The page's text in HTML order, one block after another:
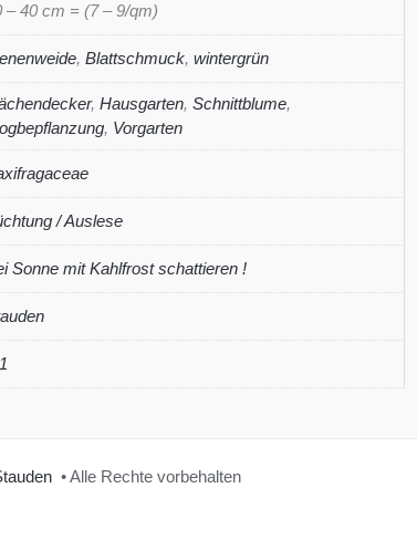
– 40 cm = (7 – 9/qm)
, Blattschmuck, wintergrün
, Hausgarten, Schnittblume,
, Vorgarten
/ Auslese
Sonne mit Kahlfrost schattieren !
• Alle Rechte vorbehalten